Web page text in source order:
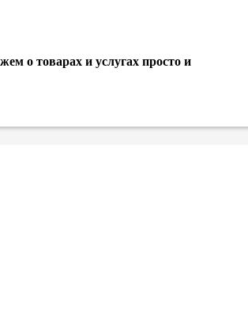
о товарах и услугах просто и